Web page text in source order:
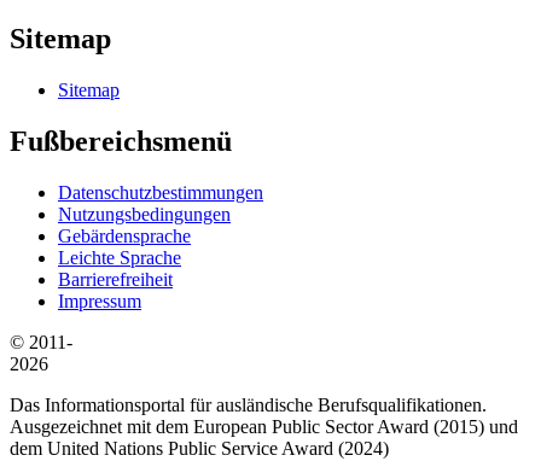
Sitemap
Sitemap
Fußbereichsmenü
Datenschutzbestimmungen
Nutzungsbedingungen
Gebärdensprache
Leichte Sprache
Barrierefreiheit
Impressum
© 2011-
2026
Das Informationsportal für ausländische Berufsqualifikationen.
Ausgezeichnet mit dem European Public Sector Award (2015) und
dem United Nations Public Service Award (2024)